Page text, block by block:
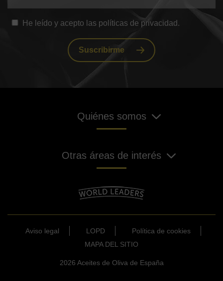
He leído y acepto las políticas de privacidad.
Suscribirme
Quiénes somos
Otras áreas de interés
Aviso legal LOPD
Política de cookies
MAPA DEL SITIO
2026 Aceites de Oliva de España